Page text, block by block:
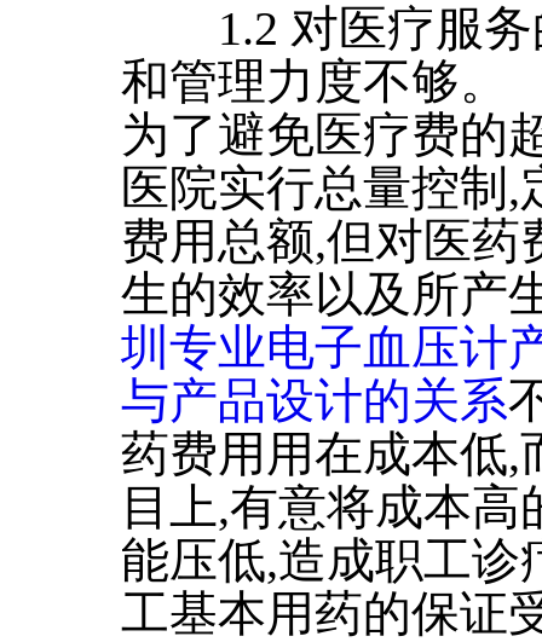
1.2 对医疗服务
和管理力度不够。
为了避免医疗费的
医院实行总量控制
费用总额,但对医药
生的效率以及所产
圳专业电子血压计
与产品设计的关系
药费用用在成本低,
目上,有意将成本
能压低,造成职工诊
工基本用药的保证